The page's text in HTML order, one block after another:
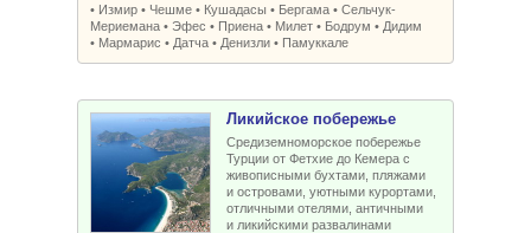
• Измир • Чешме • Кушадасы • Бергама • Сельчук-
Мериемана • Эфес • Приена • Милет • Бодрум • Дидим
• Мармарис • Датча • Денизли • Памуккале
Ликийское побережье
Средиземноморское побережье
Турции от Фетхие до Кемера с
живописными бухтами, пляжами
и островами, уютными курортами,
отличными отелями, античными
и ликийскими развалинами